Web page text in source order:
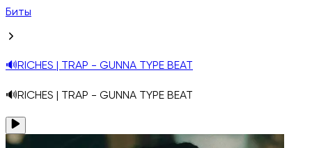
Биты
🔊RICHES | TRAP - GUNNA TYPE BEAT
🔊RICHES | TRAP - GUNNA TYPE BEAT